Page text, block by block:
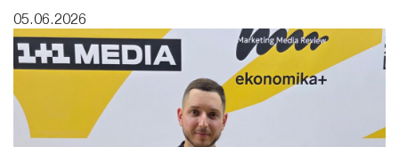
05.06.2026